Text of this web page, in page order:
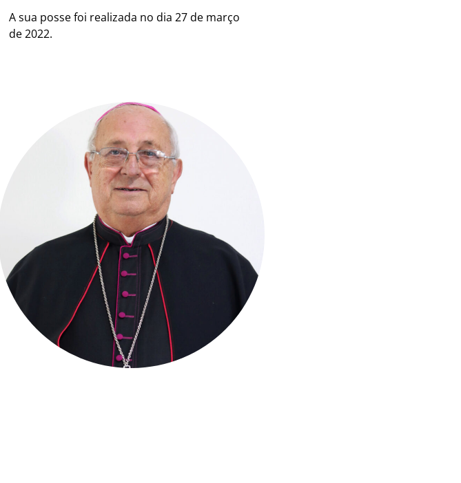
A sua posse foi realizada no dia 27 de março
de 2022.